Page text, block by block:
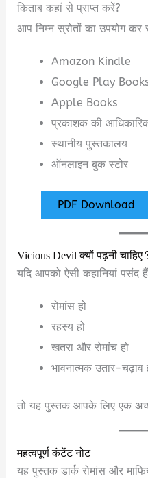
किताब कहां से प्राप्त करें?
आप निम्न स्रोतों का उपयोग
Amazon Kindle
Google Play
Apple Books
प्रकाशक की
स्थानीय पुस्तकालय
ऑनलाइन बुक स्टोर
PDF Download
Vicious Devil क्यों पढ़नी
यदि आपको ऐसी कहानियां पसंद
रोमांस हो
रहस्य हो
खतरा और रोमांच हो
भावनात्मक उतार-चढ़ाव
तो यह पुस्तक आपके लिए एक
महत्वपूर्ण कंटेंट नोट
यह पुस्तक डार्क रोमांस और